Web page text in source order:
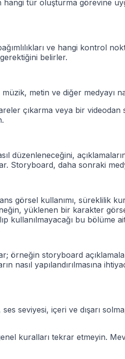
hangi tür oluşturma
ve hangi kontrol
belirler.
metin ve diğer medyayı
çıkarma veya bir videodan
düzenleneceğini,
Storyboard, daha sonraki
görsel kullanımı, süreklilik
yüklenen bir karakter
kullanılmayacağı bu bölüme
storyboard
nasıl yapılandırılmasına
seviyesi, içeri ve dışarı
kuralları tekrar etmeyin.